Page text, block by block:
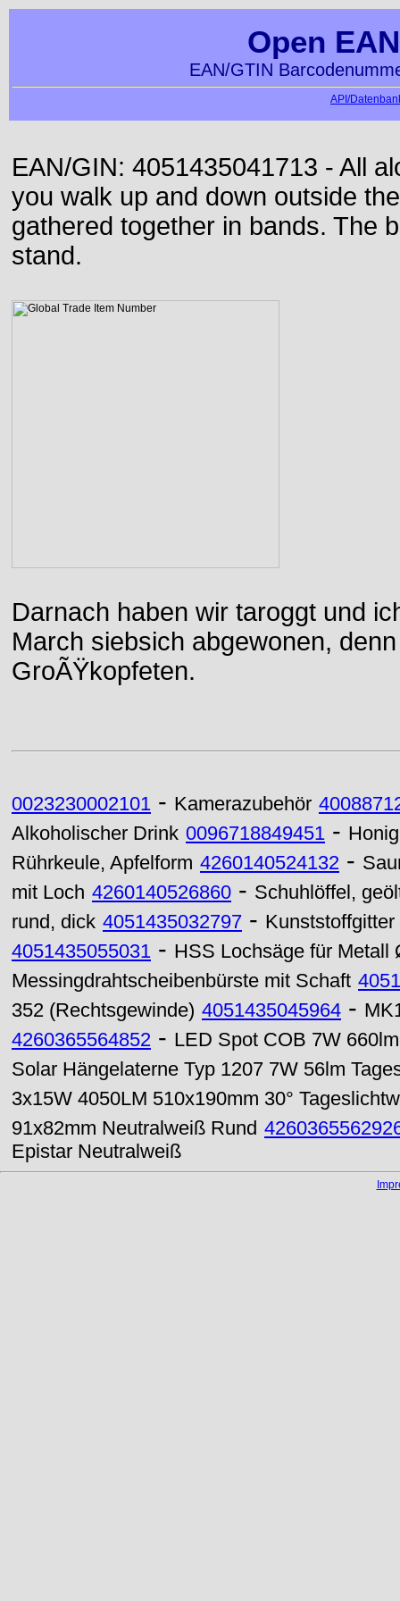
Open
EAN/GTIN
API/
EAN/GIN: 4051435041713 - All
you walk up and down outside
gathered together in bands. The
stand.
Darnach haben wir taroggt und
March siebsich abgewonen,
GroÃŸkopfeten.
0023230002101 - Kamerazubehör
Alkoholischer Drink 0096718849451 - Honig
Rührkeule, Apfelform 4260140524132 -
mit Loch 4260140526860 - Schuhlöffel,
rund, dick 4051435032797 -
4051435055031 - HSS Lochsäge für Metall
Messingdrahtscheibenbürste mit Schaft
352 (Rechtsgewinde) 4051435045964 -
4260365564852 - LED Spot COB 7W
Solar Hängelaterne Typ 1207 7W 56lm
3x15W 4050LM 510x190mm 30°
91x82mm Neutralweiß Rund
Epistar Neutralweiß